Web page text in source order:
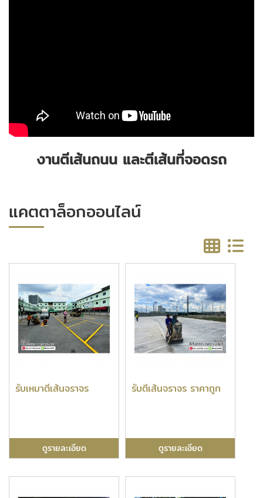
งานตีเส้นถนน และตีเส้นที่จอดรถ
แคตตาล็อกออนไลน์
รับเหมาตีเส้นจราจร
ดูรายละเอียด
รับตีเส้นจราจร ราคาถูก
ดูรายละเอียด